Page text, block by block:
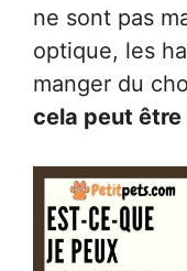
ne sont pas
optique, les
manger du
cela peut être